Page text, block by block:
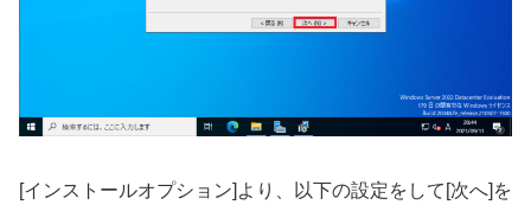
[インストールオプション]より、以下の設定をして[次へ]を